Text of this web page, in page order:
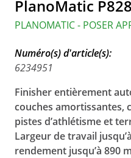
PlanoMatic P828
PLANOMATIC - POSER
Numéro(s) d'article(s):
6234951
Finisher entièrement
couches amortissantes,
pistes d’athlétisme et
Largeur de travail
rendement jusqu’à 890